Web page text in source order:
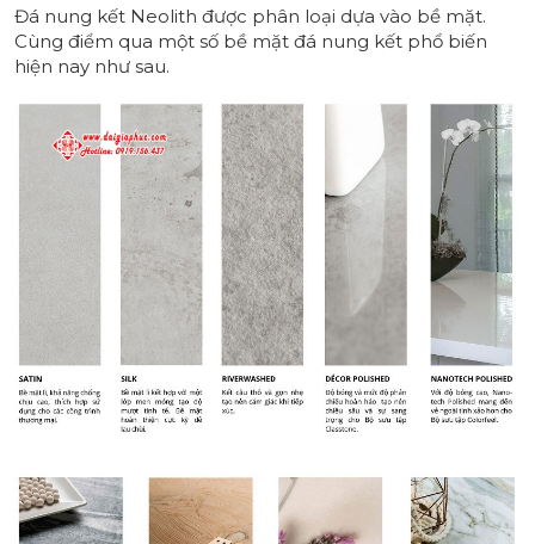
Đá nung kết Neolith được phân loại dựa vào bề mặt.
Cùng điểm qua một số bề mặt đá nung kết phổ biến
hiện nay như sau.